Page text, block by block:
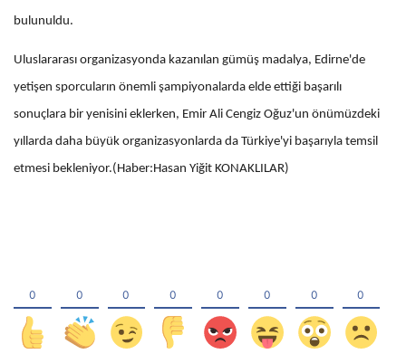
bulunuldu.
Uluslararası organizasyonda kazanılan gümüş madalya, Edirne'de
yetişen sporcuların önemli şampiyonalarda elde ettiği başarılı
sonuçlara bir yenisini eklerken, Emir Ali Cengiz Oğuz'un önümüzdeki
yıllarda daha büyük organizasyonlarda da Türkiye'yi başarıyla temsil
etmesi bekleniyor.(Haber:Hasan Yiğit KONAKLILAR)